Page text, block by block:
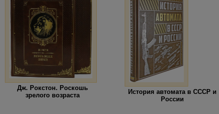
Дж. Рокстон. Роскошь
зрелого возраста
История автомата в СССР и
России